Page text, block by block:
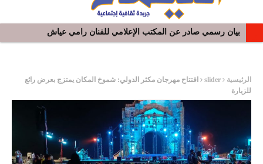
في افتتاح مهرجان بومخلوف الدولي: رؤوف ماهر يتالق و يشد الجمهور
الرئيسية slider
افتتاح مهرجان مكثر الدولي: شموخ المكان يمتزج بعرض رائع
للزيارة